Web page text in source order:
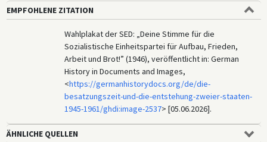
EMPFOHLENE ZITATION
Wahlplakat der SED: „Deine Stimme für die
Sozialistische Einheitspartei für Aufbau, Frieden,
Arbeit und Brot!” (1946), veröffentlicht in: German
History in Documents and Images,
<https://germanhistorydocs.org/de/die-
besatzungszeit-und-die-entstehung-zweier-staaten-
1945-1961/ghdi:image-2537> [05.06.2026].
ÄHNLICHE QUELLEN